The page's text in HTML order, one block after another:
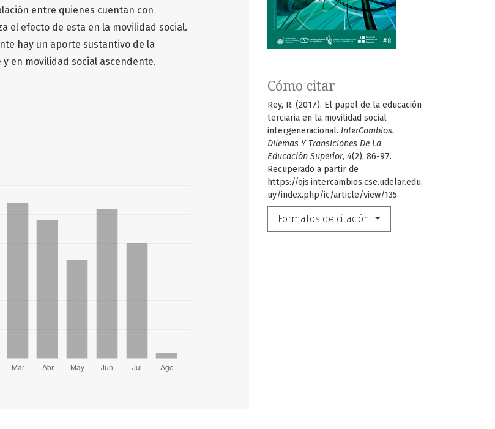
Cómo citar
Rey, R. (2017). El papel de la educación
terciaria en la movilidad social
intergeneracional. InterCambios.
Dilemas Y Transiciones De La
Educación Superior, 4(2), 86-97.
Recuperado a partir de
https://ojs.intercambios.cse.udelar.edu.
uy/index.php/ic/article/view/135
Formatos de citación
entre quienes cuentan con
el efecto de esta en la movilidad social.
hay un aporte sustantivo de la
en movilidad social ascendente.